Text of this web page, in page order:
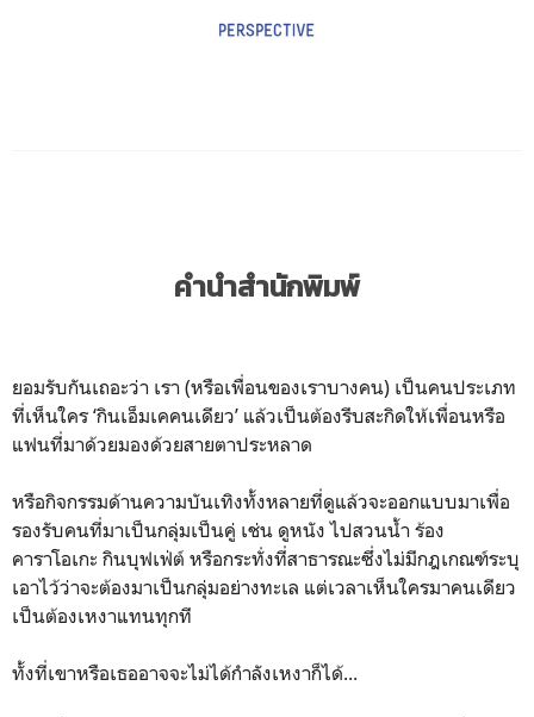
คำนำสำนักพิมพ์
ยอมรับกันเถอะว่า เรา (หรือเพื่อนของเราบางคน) เป็นคนประเภท
ที่เห็นใคร ‘กินเอ็มเคคนเดียว’ แล้วเป็นต้องรีบสะกิดให้เพื่อนหรือ
แฟนที่มาด้วยมองด้วยสายตาประหลาด
หรือกิจกรรมด้านความบันเทิงทั้งหลายที่ดูแล้วจะออกแบบมาเพื่อ
รองรับคนที่มาเป็นกลุ่มเป็นคู่ เช่น ดูหนัง ไปสวนน้ำ ร้อง
คาราโอเกะ กินบุฟเฟ่ต์ หรือกระทั่งที่สาธารณะซึ่งไม่มีกฎเกณฑ์ระบุ
เอาไว้ว่าจะต้องมาเป็นกลุ่มอย่างทะเล แต่เวลาเห็นใครมาคนเดียว
เป็นต้องเหงาแทนทุกที
ทั้งที่เขาหรือเธออาจจะไม่ได้กำลังเหงาก็ได้...